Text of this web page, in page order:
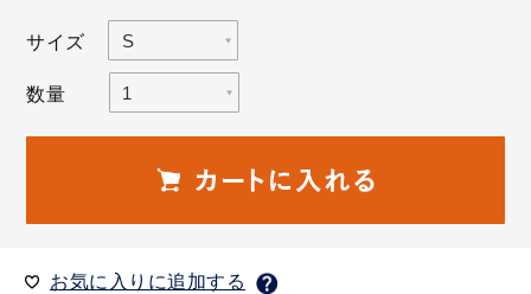
サイズ
数量
お気に入りに追加する